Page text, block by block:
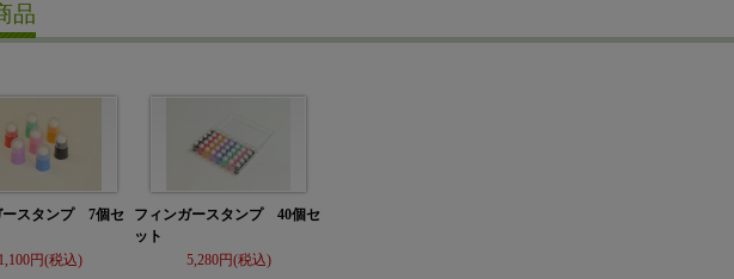
品
ースタンプ 7個セ
フィンガースタンプ 40個セ
ット
5,280